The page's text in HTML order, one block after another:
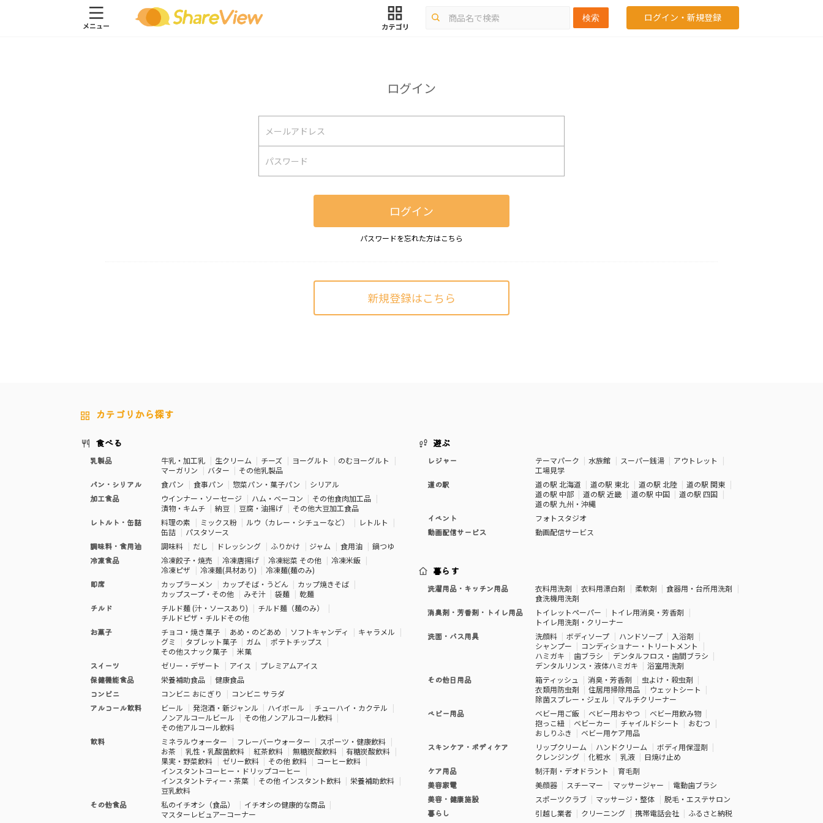
検索 ログイン・新規登録
ログイン
ログイン
パスワードを忘れた方はこちら
新規登録はこちら
カテゴリから探す
食べる
乳製品 牛乳・加工乳 生クリーム チーズ ヨーグルト
のむヨーグルト
マーガリン
バター
その他乳製品
パン・シリアル
食パン 食事パン 惣菜パン・菓子パン
シリアル
加工食品
ウインナー・ソーセージ ハム・ベーコン
その他食肉加工品
漬物・キムチ
納豆 豆腐・油揚げ
その他大豆加工食品
レトルト・缶詰
料理の素 ミックス粉 ルウ（カレー・シチューなど）
レトルト
缶詰
パスタソース
調味料・食用油
調味料 だし ドレッシング ふりかけ ジャム 食用油
鍋つゆ
冷凍食品
冷凍餃子・焼売 冷凍唐揚げ 冷凍総菜 その他
冷凍米飯
冷凍ピザ
冷凍麺(具材あり)
冷凍麺(麺のみ)
即席
カップラーメン カップそば・うどん
カップ焼きそば
カップスープ・その他
みそ汁 袋麺
乾麺
チルド
チルド麺 (汁・ソースあり)
チルド麺（麺のみ）
チルドピザ・チルドその他
お菓子
チョコ・焼き菓子 あめ・のどあめ ソフトキャンディ
キャラメル
グミ
タブレット菓子 ガム
ポテトチップス
その他スナック菓子
米菓
スイーツ
ゼリー・デザート アイス
プレミアムアイス
保健機能食品
栄養補助食品
健康食品
コンビニ
コンビニ おにぎり
コンビニ サラダ
アルコール飲料
ビール 発泡酒・新ジャンル ハイボール
チューハイ・カクテル
ノンアルコールビール
その他ノンアルコール飲料
その他アルコール飲料
飲料
ミネラルウォーター フレーバーウォーター
スポーツ・健康飲料
お茶
乳性・乳酸菌飲料 紅茶飲料 無糖炭酸飲料
有糖炭酸飲料
果実・野菜飲料
ゼリー飲料 その他 飲料
コーヒー飲料
インスタントコーヒー・ドリップコーヒー
インスタントティー・茶葉
その他 インスタント飲料
栄養補助飲料
豆乳飲料
その他食品
私のイチオシ（食品）
イチオシの健康的な商品
マスターレビュアーコーナー
遊ぶ
レジャー テーマパーク 水族館 スーパー銭湯
アウトレット
工場見学
道の駅
道の駅 北海道 道の駅 東北 道の駅 北陸
道の駅 関東
道の駅 中部
道の駅 近畿 道の駅 中国
道の駅 四国
道の駅 九州・沖縄
イベント
フォトスタジオ
動画配信サービス
動画配信サービス
暮らす
洗濯用品・キッチン用品 衣料用洗剤 衣料用漂白剤 柔軟剤
食器用・台所用洗剤
食洗機用洗剤
消臭剤・芳香剤・トイレ用品
トイレットペーパー
トイレ用消臭・芳香剤
トイレ用洗剤・クリーナー
洗面・バス用具
洗顔料 ボディソープ ハンドソープ
入浴剤
シャンプー
コンディショナー・トリートメント
ハミガキ
歯ブラシ
デンタルフロス・歯間ブラシ
デンタルリンス・液体ハミガキ
浴室用洗剤
その他日用品
箱ティッシュ 消臭・芳香剤
虫よけ・殺虫剤
衣類用防虫剤
住居用掃除用品
ウェットシート
除菌スプレー・ジェル
マルチクリーナー
ベビー用品
ベビー用ご飯 ベビー用おやつ
ベビー用飲み物
抱っこ紐
ベビーカー チャイルドシート
おむつ
おしりふき
ベビー用ケア用品
スキンケア・ボディケア
リップクリーム ハンドクリーム
ボディ用保湿剤
クレンジング
化粧水 乳液
日焼け止め
ケア用品
制汗剤・デオドラント
育毛剤
美容家電
美顔器 スチーマー マッサージャー
電動歯ブラシ
美容・健康施設
スポーツクラブ マッサージ・整体
脱毛・エステサロン
暮らし
引越し業者 クリーニング 携帯電話会社
ふるさと納税